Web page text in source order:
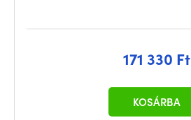
171 330 Ft
KOSÁRBA